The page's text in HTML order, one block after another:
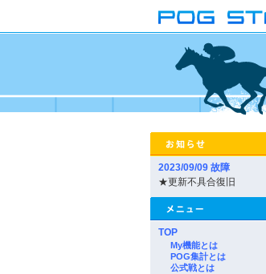
2023/09/09 故障
★更新不具合復旧
TOP
My機能とは
POG集計とは
公式戦とは